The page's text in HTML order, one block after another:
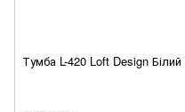
Тумба L-420 Loft Design Білий